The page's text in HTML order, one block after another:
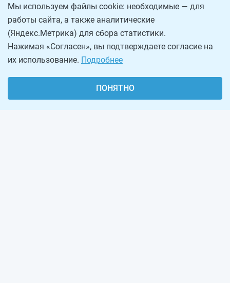
Мы используем файлы cookie: необходимые — для
работы сайта, а также аналитические
(Яндекс.Метрика) для сбора статистики.
Нажимая «Согласен», вы подтверждаете согласие на
их использование. Подробнее
ПОНЯТНО